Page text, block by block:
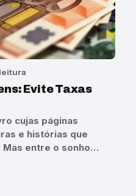
Evite Taxas
cujas páginas
e histórias que
Mas entre o sonho…